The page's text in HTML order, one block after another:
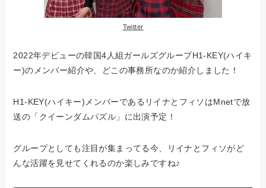
Twitter
2022年デビューの韓国4人組ガールズグループH1-KEY(ハイキ
ー)のメンバー紹介や、どこの事務所なのか紹介しました！
H1-KEY(ハイキー)メンバーであるリイナとフィソはMnetで放
送の「クイーンダムパズル」に出演予定！
グループとしても注目が集まってる今、リイナとフィソがど
んな活躍を見せてくれるのか楽しみですね♪